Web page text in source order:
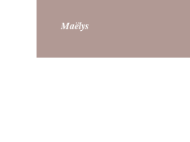
Maëlys